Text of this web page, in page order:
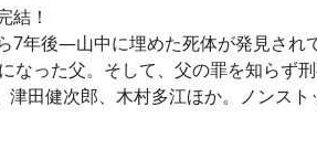
結！
年後—山中に埋めた死体が発見され
なった父。そして、父の罪を知らず
田健次郎、木村多江ほか。ノンスト